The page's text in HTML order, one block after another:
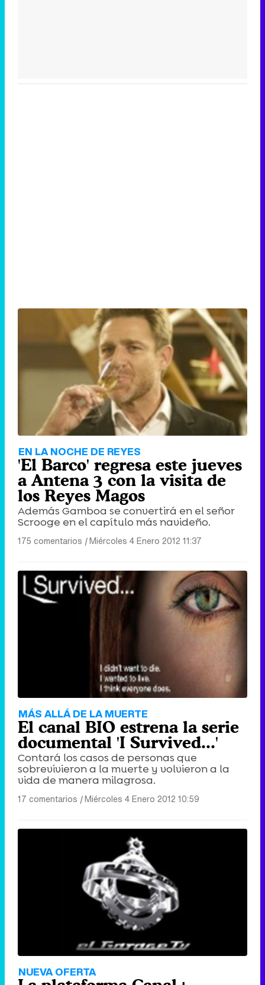
EN LA NOCHE DE REYES
'El Barco' regresa este jueves
a Antena 3 con la visita de
los Reyes Magos
Además Gamboa se convertirá en el señor
Scrooge en el capítulo más navideño.
175 comentarios |Miércoles 4 Enero 2012 11:37
MÁS ALLÁ DE LA MUERTE
El canal BIO estrena la serie
documental 'I Survived...'
Contará los casos de personas que
sobrevivieron a la muerte y volvieron a la
vida de manera milagrosa.
17 comentarios |Miércoles 4 Enero 2012 10:59
NUEVA OFERTA